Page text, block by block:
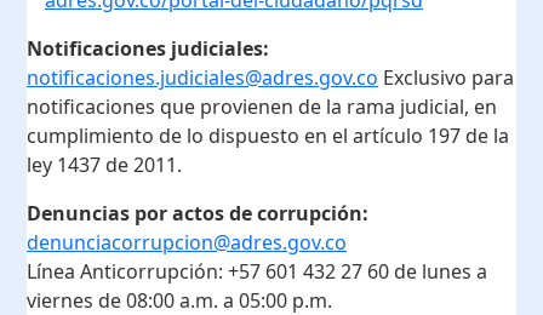
Notificaciones judiciales:
notificaciones.judiciales@adres.gov.co Exclusivo para
notificaciones que provienen de la rama judicial, en
cumplimiento de lo dispuesto en el artículo 197 de la
ley 1437 de 2011.
Denuncias por actos de corrupción:
denunciacorrupcion@adres.gov.co
Línea Anticorrupción: +57 601 432 27 60 de lunes a
viernes de 08:00 a.m. a 05:00 p.m.